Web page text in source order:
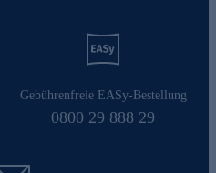
Gebührenfreie EASy-Bestellung
0800 29 888 29